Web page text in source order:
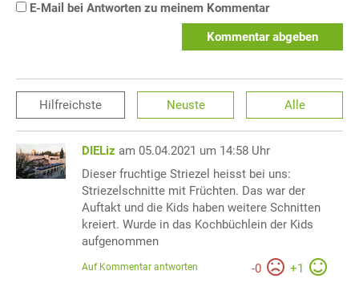
E-Mail bei Antworten zu meinem Kommentar
Kommentar abgeben
Hilfreichste Neuste Alle
DIELiz am 05.04.2021 um 14:58 Uhr
Dieser fruchtige Striezel heisst bei uns:
Striezelschnitte mit Früchten. Das war der
Auftakt und die Kids haben weitere Schnitten
kreiert. Wurde in das Kochbüchlein der Kids
aufgenommen
-0 +1
Auf Kommentar antworten